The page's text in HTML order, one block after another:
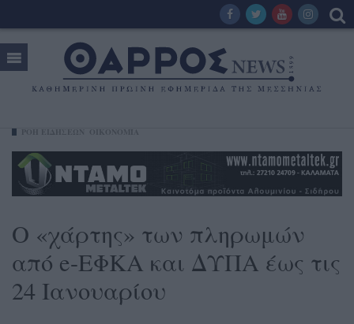
Ο «χάρτης» των πληρωμών
από e-ΕΦΚΑ και ΔΥΠΑ έως τις
24 Ιανουαρίου